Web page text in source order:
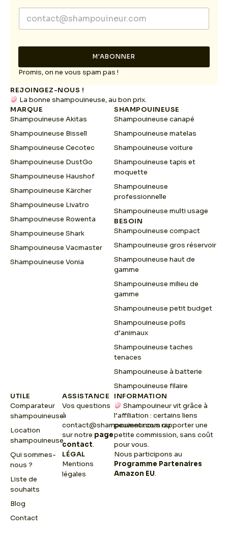
E
a
l
M'ABONNER
Promis, on ne vous spam pas !
REJOINGEZ-NOUS !
La bonne shampouineuse, au bon prix.
MARQUE
Shampouineuse Akitas
Shampouineuse Bissell
Shampouineuse Cecotec
Shampouineuse DustGo
Shampouineuse Haushof
Shampouineuse Kärcher
Shampouineuse Livatro
Shampouineuse Rowenta
Shampouineuse Shark
Shampouineuse Vacmaster
Shampouineuse Vonia
SHAMPOUINEUSE
Shampouineuse canapé
Shampouineuse matelas
Shampouineuse voiture
Shampouineuse tapis et
moquette
Shampouineuse
professionnelle
Shampouineuse multi usage
BESOIN
Shampouineuse compact
Shampouineuse gros réservoir
Shampouineuse haut de
gamme
Shampouineuse milieu de
gamme
Shampouineuse petit budget
Shampouineuse poils
d’animaux
Shampouineuse taches
tenaces
Shampouineuse à batterie
Shampouineuse filaire
UTILE
Comparateur
shampouineuse
Location
shampouineuse
Qui sommes-
nous ?
Liste de
souhaits
Blog
Contact
ASSISTANCE
Vos questions
à
contact@shampouineur.comou
sur notre page
contact.
LÉGAL
Mentions
légales
INFORMATION
Shampouineur vit grâce à
l’affiliation : certains liens
peuvent nous rapporter une
petite commission, sans coût
pour vous.
Nous participons au
Programme Partenaires
Amazon EU.